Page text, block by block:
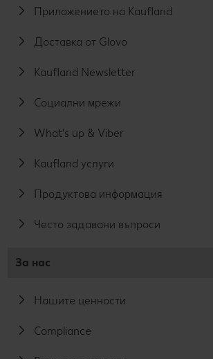
Приложението на Kaufland
Доставка от Glovo
Kaufland Newsletter
Социални мрежи
What's up & Viber
Kaufland услуги
Продуктова информация
Често задавани въпроси
За нас
Нашите ценности
Compliance